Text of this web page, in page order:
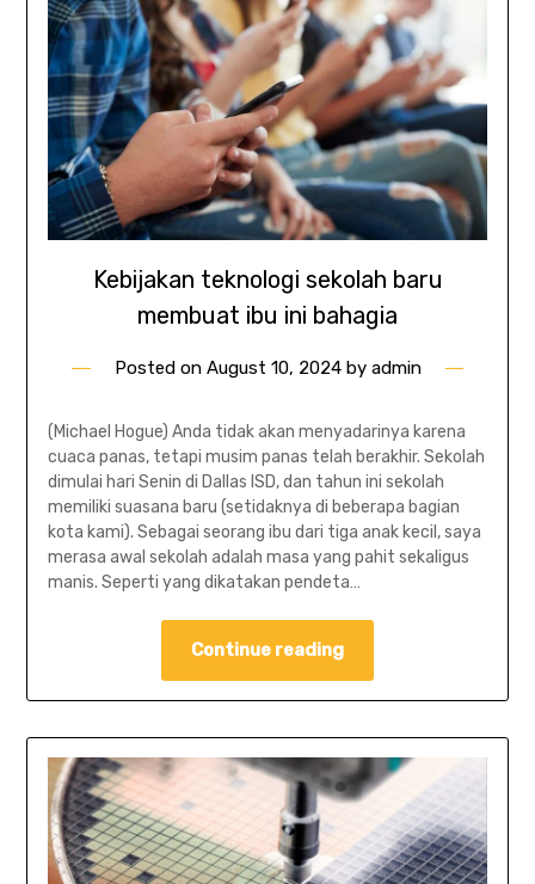
Kebijakan teknologi sekolah baru
membuat ibu ini bahagia
Posted on August 10, 2024by admin
(Michael Hogue) Anda tidak akan menyadarinya karena
cuaca panas, tetapi musim panas telah berakhir. Sekolah
dimulai hari Senin di Dallas ISD, dan tahun ini sekolah
memiliki suasana baru (setidaknya di beberapa bagian
kota kami). Sebagai seorang ibu dari tiga anak kecil, saya
merasa awal sekolah adalah masa yang pahit sekaligus
manis. Seperti yang dikatakan pendeta…
Continue reading